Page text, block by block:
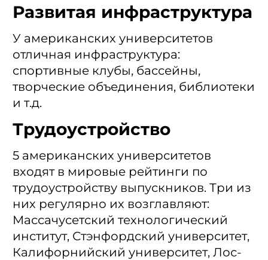
Развитая инфраструктура
У американских университетов
отличная инфраструктура:
спортивные клубы, бассейны,
творческие объединения, библиотеки
и т.д.
Трудоустройство
5 американских университетов
входят в мировые рейтинги по
трудоустройству выпускников. Три из
них регулярно их возглавляют:
Массачусетский технологический
институт, Стэнфордский университет,
Калифорнийский университет, Лос-